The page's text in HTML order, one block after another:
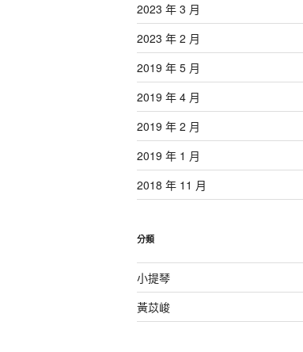
2023 年 3 月
2023 年 2 月
2019 年 5 月
2019 年 4 月
2019 年 2 月
2019 年 1 月
2018 年 11 月
分類
小提琴
黃苡峻